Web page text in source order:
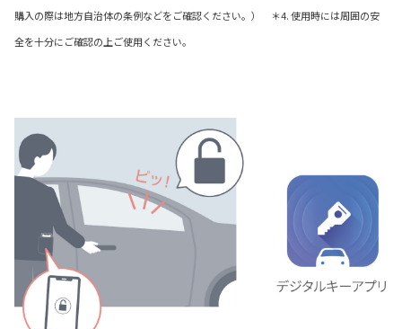
購入の際は地方自治体の条例などをご確認ください。） ＊4. 使用時には周囲の安
全を十分にご確認の上ご使用ください。